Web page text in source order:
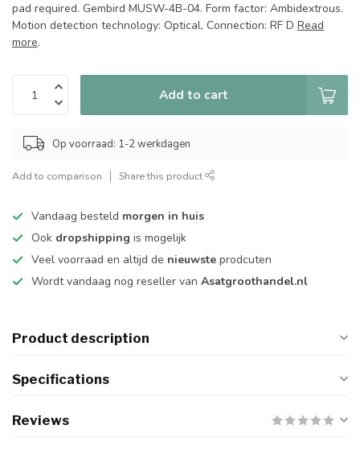
pad required. Gembird MUSW-4B-04. Form factor: Ambidextrous.
Motion detection technology: Optical, Connection: RF D Read
more.
Add to cart
Op voorraad: 1-2 werkdagen
Add to comparison Share this product
Vandaag besteld morgen in huis
Ook dropshipping is mogelijk
Veel voorraad en altijd de nieuwste prodcuten
Wordt vandaag nog reseller van Asatgroothandel.nl
Product description
Specifications
Reviews